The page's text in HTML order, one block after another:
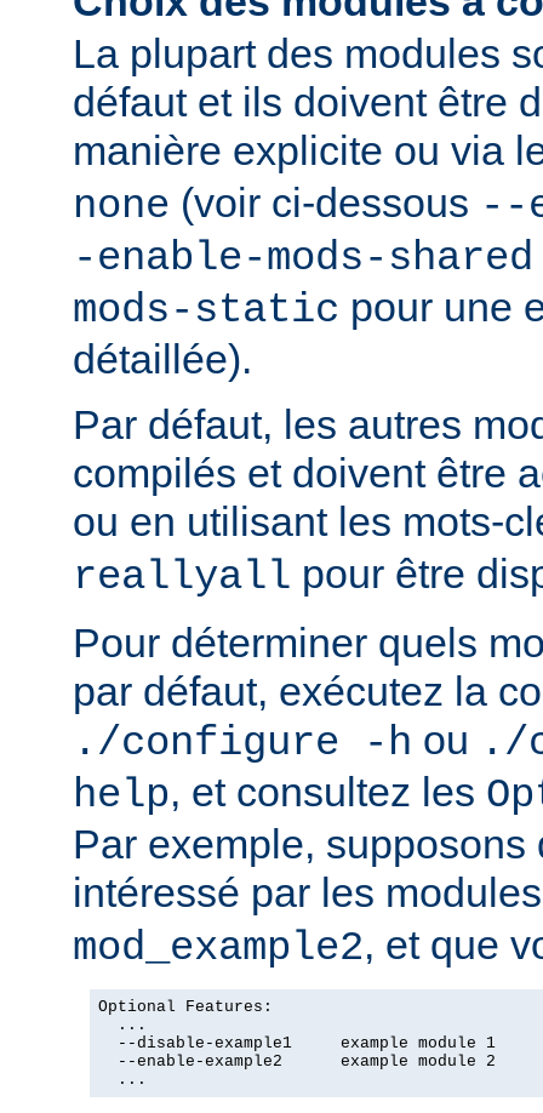
La plupart des modules
défaut et ils doivent être
manière explicite ou via
none (voir ci-dessous --
-enable-mods-shared
mods-static pour une
détaillée).
Par défaut, les autres
compilés et doivent être
ou en utilisant les mots-
reallyall pour être
Pour déterminer quels
par défaut, exécutez la
./configure -h ou ./
help, et consultez les
Par exemple, supposons
intéressé par les
mod_example2, et que
Optional Features:
  ...
  --disable-example1     example module 1
  --enable-example2      example module 2
  ...